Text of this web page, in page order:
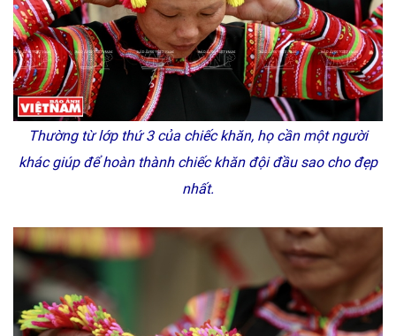
Thường từ lớp thứ 3 của chiếc khăn, họ cần một người
khác giúp để hoàn thành chiếc khăn đội đầu sao cho đẹp
nhất.